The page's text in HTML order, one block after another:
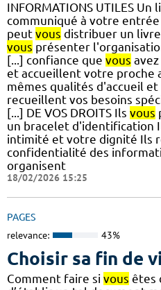
INFORMATIONS UTILES
communiqué à votre
peut vous distribuer un
vous présenter
[...] confiance que vous
et accueillent votre proche
mêmes qualités d'accueil
recueillent vos besoins
[...] DE VOS DROITS Ils vous
un bracelet d'identification
intimité et votre dignité Ils
confidentialité des
organisent
18/02/2026 15:25
PAGES
relevance: 43%
Choisir sa fin de
Comment faire si vous êtes